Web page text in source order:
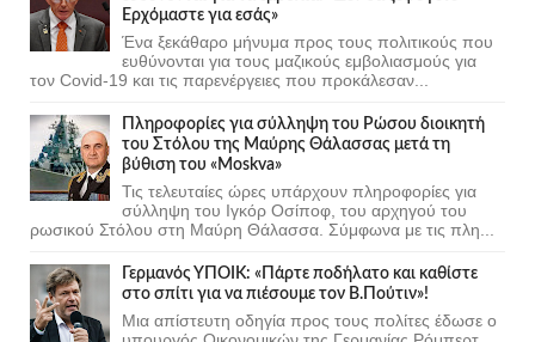
Ερχόμαστε για εσάς»
Ένα ξεκάθαρο μήνυμα προς τους πολιτικούς που
ευθύνονται για τους μαζικούς εμβολιασμούς για
τον Covid-19 και τις παρενέργειες που προκάλεσαν...
Πληροφορίες για σύλληψη του Ρώσου διοικητή
του Στόλου της Mαύρης Θάλασσας μετά τη
βύθιση του «Moskva»
Τις τελευταίες ώρες υπάρχουν πληροφορίες για
σύλληψη του Ιγκόρ Οσίποφ, του αρχηγού του
ρωσικού Στόλου στη Μαύρη Θάλασσα. Σύμφωνα με τις πλη...
Γερμανός ΥΠΟΙΚ: «Πάρτε ποδήλατο και καθίστε
στο σπίτι για να πιέσουμε τον Β.Πούτιν»!
Μια απίστευτη οδηγία προς τους πολίτες έδωσε ο